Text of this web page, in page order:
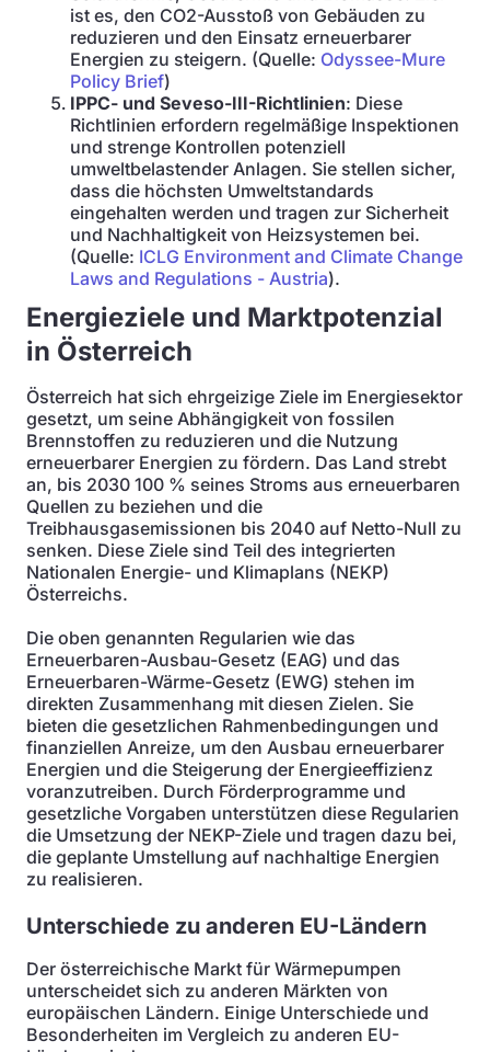
ist es, den CO2-Ausstoß von Gebäuden zu
reduzieren und den Einsatz erneuerbarer
Energien zu steigern. (Quelle: Odyssee-Mure
Policy Brief)
IPPC- und Seveso-III-Richtlinien: Diese
Richtlinien erfordern regelmäßige Inspektionen
und strenge Kontrollen potenziell
umweltbelastender Anlagen. Sie stellen sicher,
dass die höchsten Umweltstandards
eingehalten werden und tragen zur Sicherheit
und Nachhaltigkeit von Heizsystemen bei.
(Quelle: ICLG Environment and Climate Change
Laws and Regulations - Austria).
Energieziele und Marktpotenzial
in Österreich
Österreich hat sich ehrgeizige Ziele im Energiesektor
gesetzt, um seine Abhängigkeit von fossilen
Brennstoffen zu reduzieren und die Nutzung
erneuerbarer Energien zu fördern. Das Land strebt
an, bis 2030 100 % seines Stroms aus erneuerbaren
Quellen zu beziehen und die
Treibhausgasemissionen bis 2040 auf Netto-Null zu
senken. Diese Ziele sind Teil des integrierten
Nationalen Energie- und Klimaplans (NEKP)
Österreichs.
Die oben genannten Regularien wie das
Erneuerbaren-Ausbau-Gesetz (EAG) und das
Erneuerbaren-Wärme-Gesetz (EWG) stehen im
direkten Zusammenhang mit diesen Zielen. Sie
bieten die gesetzlichen Rahmenbedingungen und
finanziellen Anreize, um den Ausbau erneuerbarer
Energien und die Steigerung der Energieeffizienz
voranzutreiben. Durch Förderprogramme und
gesetzliche Vorgaben unterstützen diese Regularien
die Umsetzung der NEKP-Ziele und tragen dazu bei,
die geplante Umstellung auf nachhaltige Energien
zu realisieren.
Unterschiede zu anderen EU-Ländern
Der österreichische Markt für Wärmepumpen
unterscheidet sich zu anderen Märkten von
europäischen Ländern. Einige Unterschiede und
Besonderheiten im Vergleich zu anderen EU-